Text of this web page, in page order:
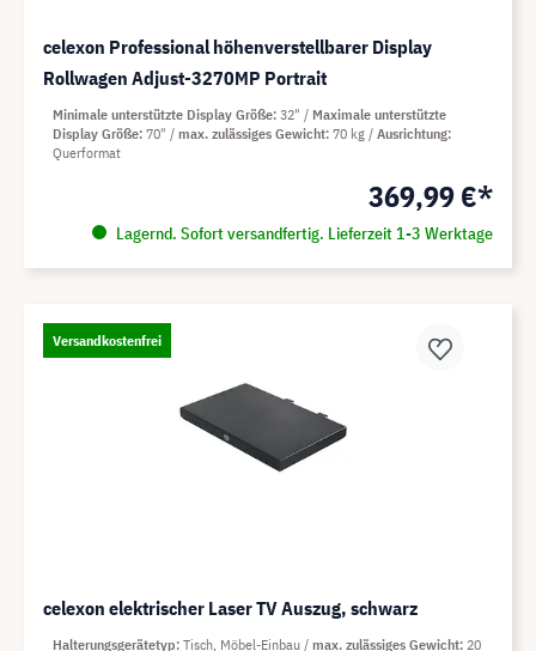
celexon Professional höhenverstellbarer Display
Rollwagen Adjust-3270MP Portrait
369,99 €*
Lagernd. Sofort versandfertig. Lieferzeit 1-3 Werktage
Minimale unterstützte Display Größe 32"
Maximale unterstützte
Display Größe 70" max. zulässiges Gewicht 70 kg
Ausrichtung
Querformat
Versandkostenfrei
celexon elektrischer Laser TV Auszug, schwarz
Halterungsgerätetyp Tisch, Möbel-Einbau max. zulässiges Gewicht 20